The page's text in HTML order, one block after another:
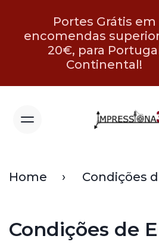
Portes Grátis em
encomendas
20€, para
Continental!
Home Condições
Condições de